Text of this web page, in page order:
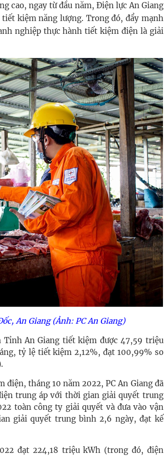
cao, ngay từ đầu năm, Điện lực An Giang
kiệm năng lượng. Trong đó, đẩy mạnh
nghiệp thực hành tiết kiệm điện là giải
An Giang (Ảnh: PC An Giang)
An Giang tiết kiệm được 47,59 triệu
tỷ lệ tiết kiệm 2,12%, đạt 100,99% so
tháng 10 năm 2022, PC An Giang đã
trung áp với thời gian giải quyết trung
toàn công ty giải quyết và đưa vào vận
giải quyết trung bình 2,6 ngày, đạt kế
đạt 224,18 triệu kWh (trong đó, điện